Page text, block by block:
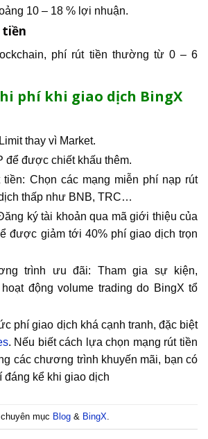
10 – 18 % lợi nhuận.
tiền
phí rút tiền thường từ 0 – 6
phí khi giao dịch BingX
thay vì Market.
để được chiết khấu thêm.
Chọn các mạng miễn phí nạp rút
thấp như BNB, TRC…
ký tài khoản qua mã giới thiệu của
được giảm tới 40% phí giao dịch trọn
trình ưu đãi: Tham gia sự kiện,
động volume trading do BingX tổ
phí giao dịch khá cạnh tranh, đặc biệt
. Nếu biết cách lựa chọn mạng rút tiền
các chương trình khuyến mãi, bạn có
đáng kể khi giao dịch
mục Blog & BingX